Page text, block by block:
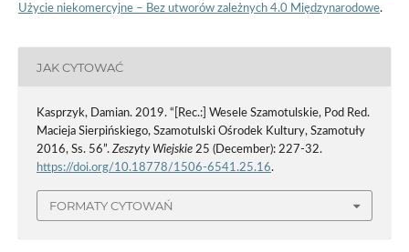
Użycie niekomercyjne – Bez utworów zależnych 4.0 Międzynarodowe.
JAK CYTOWAĆ
Kasprzyk, Damian. 2019. “[Rec.:] Wesele Szamotulskie, Pod Red.
Macieja Sierpińskiego, Szamotulski Ośrodek Kultury, Szamotuły
2016, Ss. 56”. Zeszyty Wiejskie25 (December): 227-32.
https://doi.org/10.18778/1506-6541.25.16.
FORMATY CYTOWAŃ